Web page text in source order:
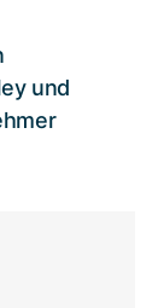
und